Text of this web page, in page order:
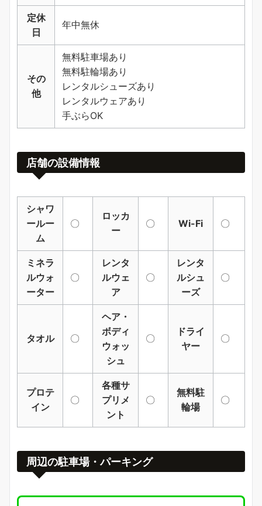
定休
日
年中無休
その
他
無料駐車場あり
無料駐輪場あり
レンタルシューズあり
レンタルウェアあり
手ぶらOK
店舗の設備情報
シャワ
ールー
ム
〇
ロッカ
ー
〇 Wi-Fi 〇
ミネラ
ルウォ
ーター
〇
レンタ
ルウェ
ア
〇
レンタ
ルシュ
ーズ
〇
タオル 〇
ヘア・
ボディ
ウォッ
シュ
〇
ドライ
ヤー
〇
プロテ
イン
〇
各種サ
プリメ
ント
〇
無料駐
輪場
〇
周辺の駐車場・パーキング